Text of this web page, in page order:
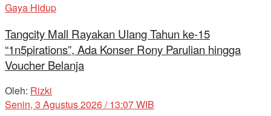
Gaya Hidup
Tangcity Mall Rayakan Ulang Tahun ke-15
“1n5pirations”, Ada Konser Rony Parulian hingga
Voucher Belanja
Oleh: Rizki
Senin, 3 Agustus 2026 / 13:07 WIB